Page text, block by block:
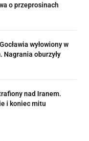
o przeprosinach
wyłowiony w
Nagrania oburzyły
nad Iranem.
i koniec mitu